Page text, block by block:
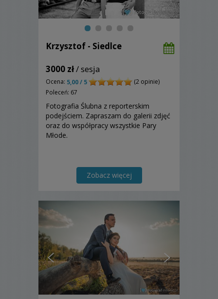
Krzysztof - Siedlce
3000 zł/ sesja
Ocena: 5,00 / 5
(2 opinie)
Poleceń: 67
Fotografia Ślubna z reporterskim
podejściem. Zapraszam do galerii zdjęć
oraz do współpracy wszystkie Pary
Młode.
Zobacz więcej